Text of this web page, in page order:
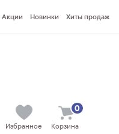
Акции Новинки Хиты продаж
Избранное Корзина
0